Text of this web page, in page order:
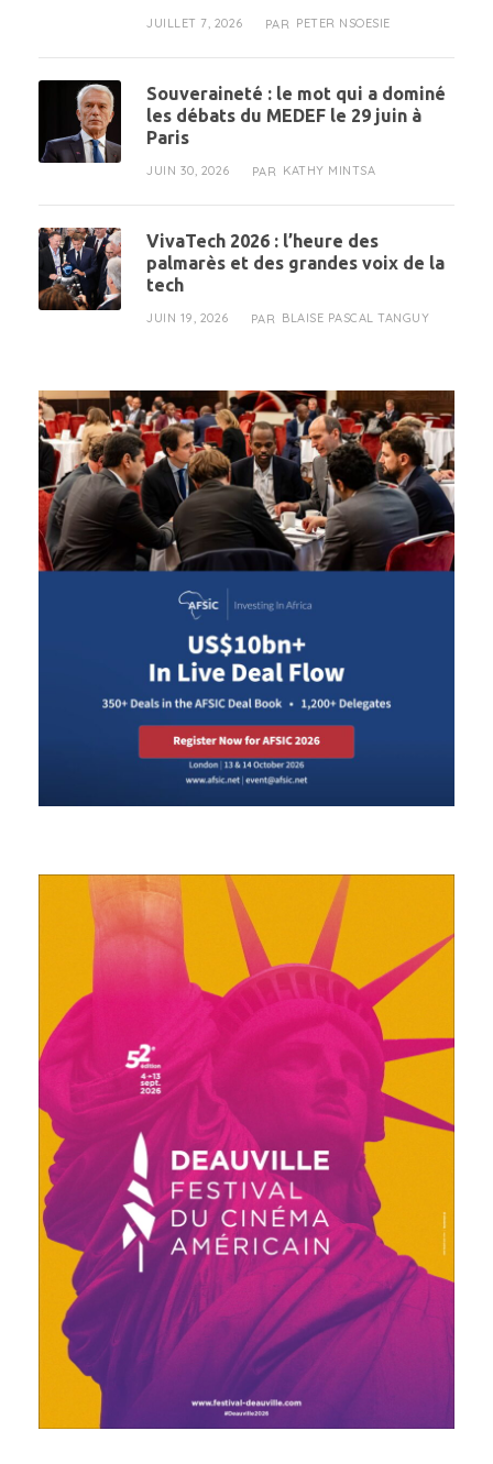
JUILLET 7, 2026 PAR PETER NSOESIE
Souveraineté : le mot qui a dominé
les débats du MEDEF le 29 juin à
Paris
JUIN 30, 2026 PAR KATHY MINTSA
VivaTech 2026 : l’heure des
palmarès et des grandes voix de la
tech
JUIN 19, 2026 PAR BLAISE PASCAL TANGUY